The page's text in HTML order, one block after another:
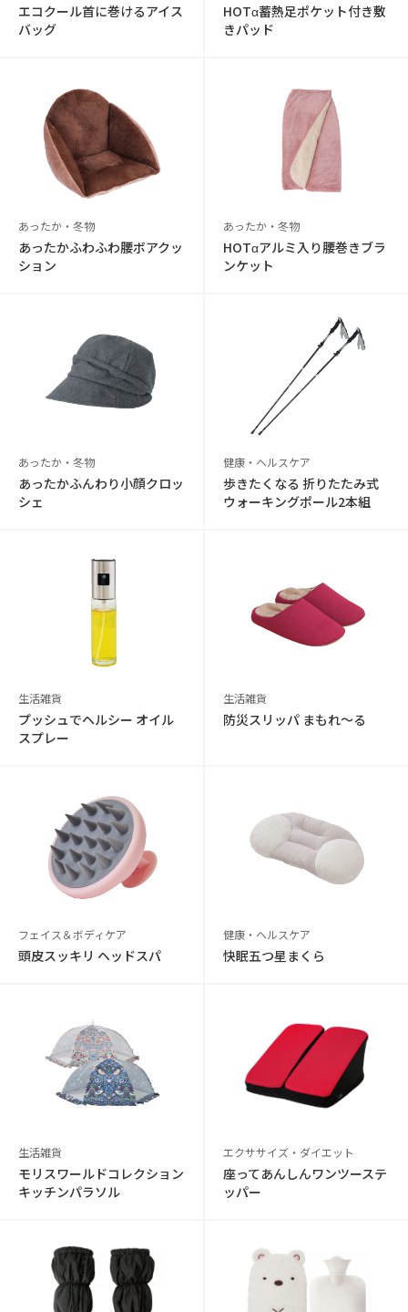
エコクール首に巻けるアイス
バッグ
HOTα蓄熱足ポケット付き敷
きパッド
あったか・冬物
あったかふわふわ腰ボアクッ
ション
あったか・冬物
HOTαアルミ入り腰巻きブラ
ンケット
あったか・冬物
あったかふんわり小顔クロッ
シェ
健康・ヘルスケア
歩きたくなる 折りたたみ式
ウォーキングポール2本組
生活雑貨
プッシュでヘルシー オイル
スプレー
生活雑貨
防災スリッパ まもれ～る
フェイス＆ボディケア
頭皮スッキリ ヘッドスパ
健康・ヘルスケア
快眠五つ星まくら
生活雑貨
モリスワールドコレクション
キッチンパラソル
エクササイズ・ダイエット
座ってあんしんワンツーステ
ッパー